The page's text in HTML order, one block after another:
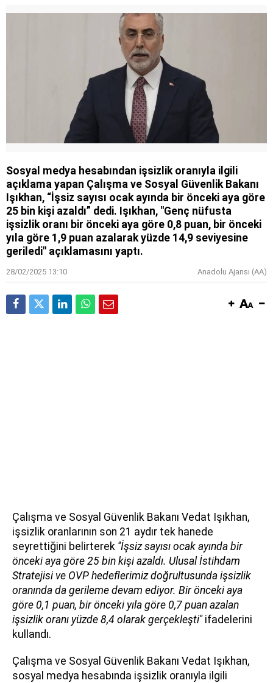
Sosyal medya hesabından işsizlik oranıyla ilgili
açıklama yapan Çalışma ve Sosyal Güvenlik Bakanı
Işıkhan, “İşsiz sayısı ocak ayında bir önceki aya göre
25 bin kişi azaldı” dedi. Işıkhan, "Genç nüfusta
işsizlik oranı bir önceki aya göre 0,8 puan, bir önceki
yıla göre 1,9 puan azalarak yüzde 14,9 seviyesine
geriledi" açıklamasını yaptı.
28/02/2025 13:10 Anadolu Ajansı (AA)
Çalışma ve Sosyal Güvenlik Bakanı Vedat Işıkhan,
işsizlik oranlarının son 21 aydır tek hanede
seyrettiğini belirterek ''İşsiz sayısı ocak ayında bir
önceki aya göre 25 bin kişi azaldı. Ulusal İstihdam
Stratejisi ve OVP hedeflerimiz doğrultusunda işsizlik
oranında da gerileme devam ediyor. Bir önceki aya
göre 0,1 puan, bir önceki yıla göre 0,7 puan azalan
işsizlik oranı yüzde 8,4 olarak gerçekleşti''ifadelerini
kullandı.
Çalışma ve Sosyal Güvenlik Bakanı Vedat Işıkhan,
sosyal medya hesabında işsizlik oranıyla ilgili